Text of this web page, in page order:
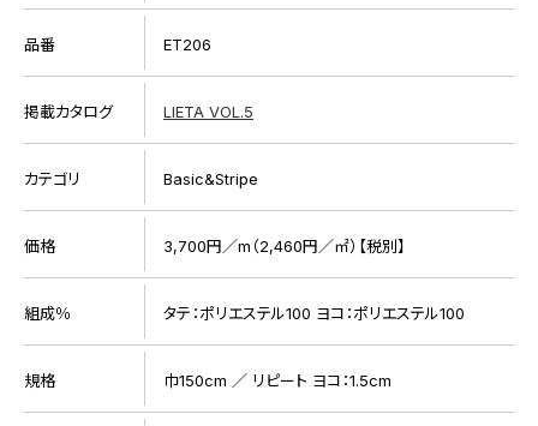
品番 ET206
掲載カタログ LIETA VOL.5
カテゴリ Basic&Stripe
価格 3,700円／m（2,460円／㎡）【税別】
組成％ タテ：ポリエステル100 ヨコ：ポリエステル100
規格 巾150cm ／ リピート ヨコ：1.5cm